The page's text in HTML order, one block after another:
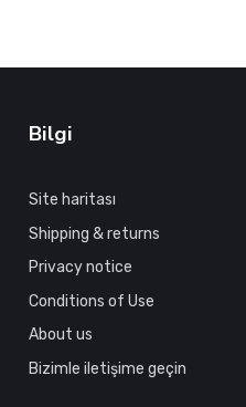
Bilgi
Site haritası
Shipping & returns
Privacy notice
Conditions of Use
About us
Bizimle iletişime geçin